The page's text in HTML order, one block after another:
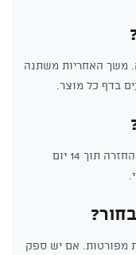
משך האחריות משתנה
בדף כל מוצר.
בהחלט! מדיניות ההחזרות שלנו מאפשרת החזרה תוך 14 יום
מפורטות. אם יש ספק